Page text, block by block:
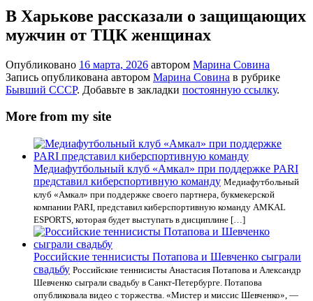
В Харькове рассказали о защищающих
мужчин от ТЦК женщинах
Опубликовано 16 марта, 2026 автором Марина Совина
Запись опубликована автором Марина Совина в рубрике
Бывший СССР. Добавьте в закладки постоянную ссылку.
More from my site
Медиафутбольный клуб «Амкал» при поддержке PARI
представил киберспортивную команду Медиафутбольный
клуб «Амкал» при поддержке своего партнера, букмекерской
компании PARI, представил киберспортивную команду AMKAL
ESPORTS, которая будет выступать в дисциплине […]
Российские теннисисты Потапова и Шевченко сыграли
свадьбу Российские теннисисты Анастасия Потапова и Александр
Шевченко сыграли свадьбу в Санкт-Петербурге. Потапова
опубликовала видео с торжества. «Мистер и миссис Шевченко», —